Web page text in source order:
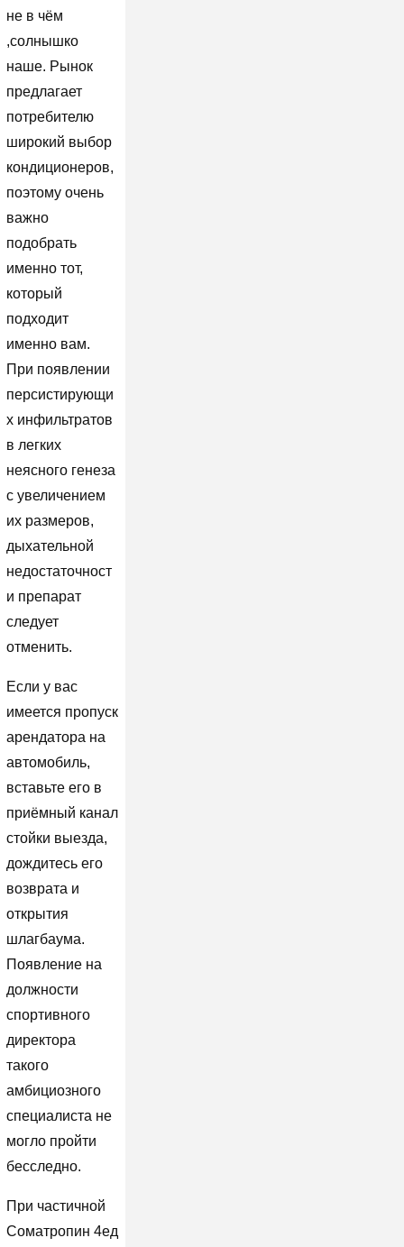
не в чём
,солнышко
наше. Рынок
предлагает
потребителю
широкий выбор
кондиционеров,
поэтому очень
важно
подобрать
именно тот,
который
подходит
именно вам.
При появлении
персистирующи
х инфильтратов
в легких
неясного генеза
с увеличением
их размеров,
дыхательной
недостаточност
и препарат
следует
отменить.
Если у вас
имеется пропуск
арендатора на
автомобиль,
вставьте его в
приёмный канал
стойки выезда,
дождитесь его
возврата и
открытия
шлагбаума.
Появление на
должности
спортивного
директора
такого
амбициозного
специалиста не
могло пройти
бесследно.
При частичной
Cоматропин 4ед